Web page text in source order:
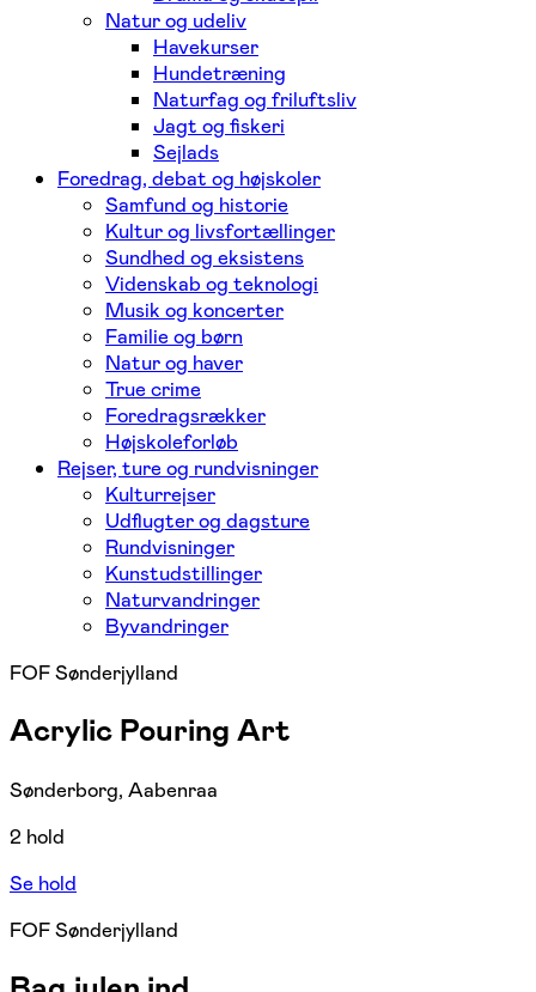
Natur og udeliv
Havekurser
Hundetræning
Naturfag og friluftsliv
Jagt og fiskeri
Sejlads
Foredrag, debat og højskoler
Samfund og historie
Kultur og livsfortællinger
Sundhed og eksistens
Videnskab og teknologi
Musik og koncerter
Familie og børn
Natur og haver
True crime
Foredragsrækker
Højskoleforløb
Rejser, ture og rundvisninger
Kulturrejser
Udflugter og dagsture
Rundvisninger
Kunstudstillinger
Naturvandringer
Byvandringer
FOF Sønderjylland
Acrylic Pouring Art
Sønderborg, Aabenraa
2 hold
Se hold
FOF Sønderjylland